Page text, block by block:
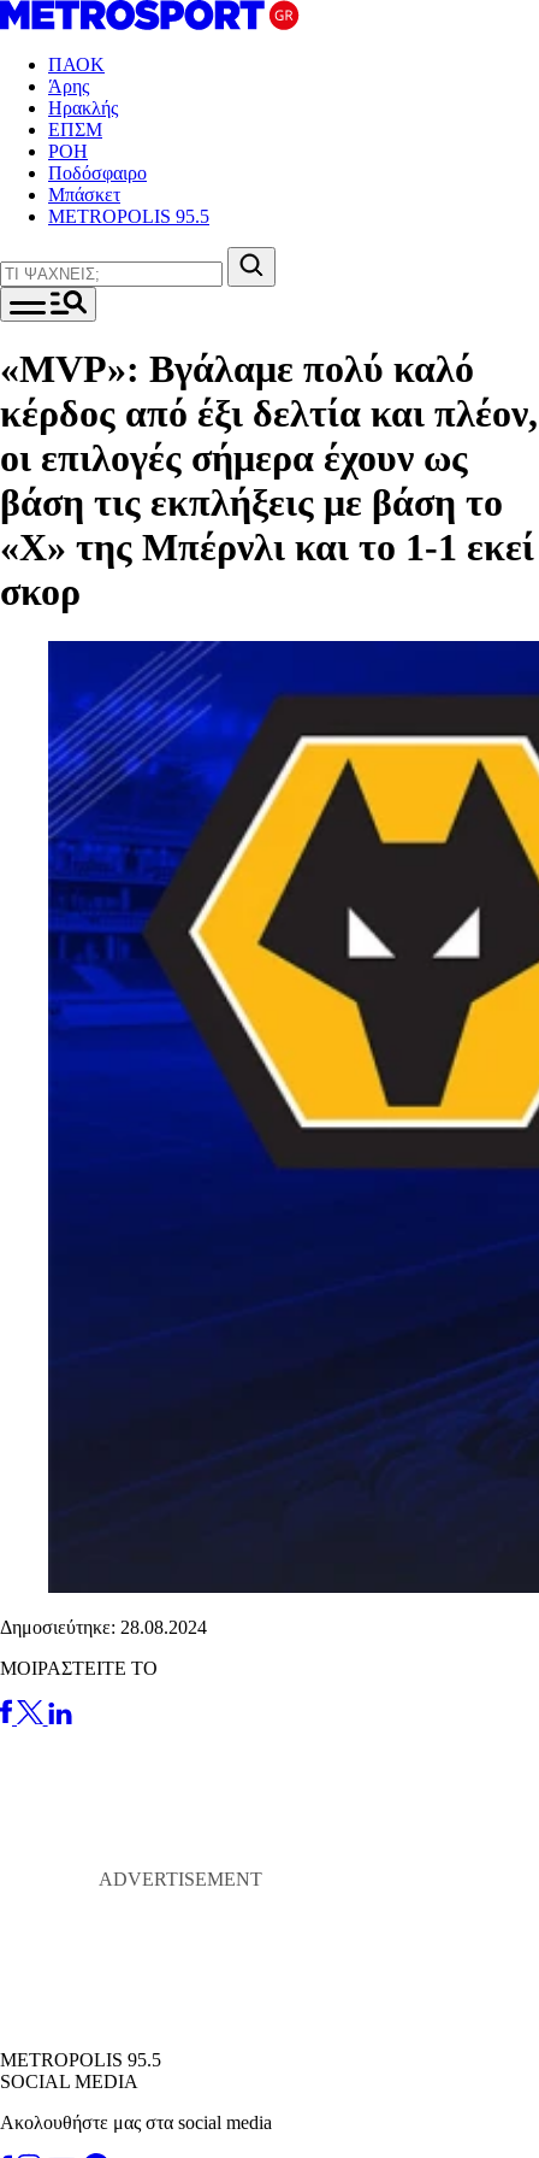
ΠΑΟΚ
Άρης
Ηρακλής
ΕΠΣΜ
ΡΟΗ
Ποδόσφαιρο
Μπάσκετ
METROPOLIS 95.5
«MVP»: Βγάλαμε πολύ καλό
κέρδος από έξι δελτία και πλέον,
οι επιλογές σήμερα έχουν ως
βάση τις εκπλήξεις με βάση το
«Χ» της Μπέρνλι και το 1-1 εκεί
σκορ
Δημοσιεύτηκε: 28.08.2024
ΜΟΙΡΑΣΤΕΙΤΕ ΤΟ
METROPOLIS 95.5
SOCIAL MEDIA
Ακολουθήστε μας στα social media